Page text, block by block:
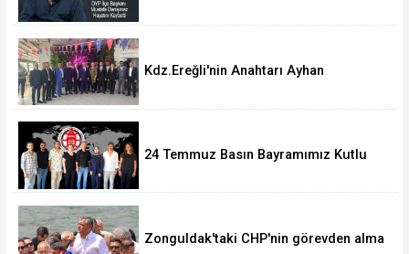
Kdz.Ereğli'nin Anahtarı Ayhan
24 Temmuz Basın Bayramımız Kutlu
Zonguldak'taki CHP'nin görevden alma